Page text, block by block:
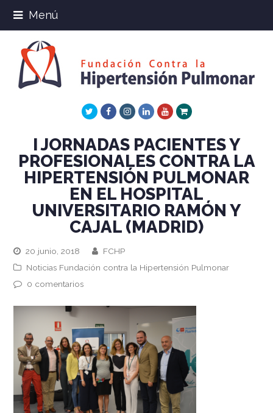
Menú
TwitterFacebookInstagram
LinkedInYoutube
Xing
I JORNADAS PACIENTES Y
PROFESIONALES CONTRA LA
HIPERTENSIÓN PULMONAR
EN EL HOSPITAL
UNIVERSITARIO RAMÓN Y
CAJAL (MADRID)
20 junio, 2018
FCHP
Noticias Fundación contra la Hipertensión Pulmonar
0 comentarios